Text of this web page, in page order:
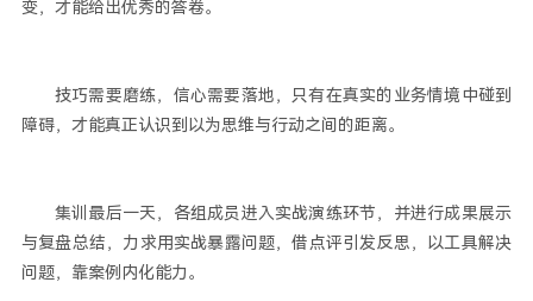
变，才能给出优秀的答卷。
技巧需要磨练，信心需要落地，只有在真实的业务情境中碰到
障碍，才能真正认识到以为思维与行动之间的距离。
集训最后一天，各组成员进入实战演练环节，并进行成果展示
与复盘总结，力求用实战暴露问题，借点评引发反思，以工具解决
问题，靠案例内化能力。